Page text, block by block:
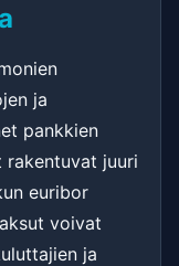
ja
pankkien
rakentuvat juuri
euribor
voivat
ja